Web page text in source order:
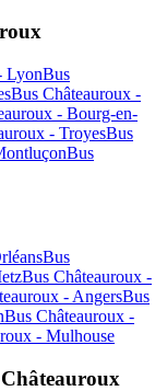
LyonBus
Bus Châteauroux -
- Bourg-en-
- TroyesBus
Bus
Bus
Bus Châteauroux -
- AngersBus
Bus Châteauroux -
- Mulhouse